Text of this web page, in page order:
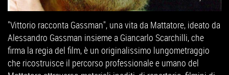
"Vittorio racconta Gassman", una vita da Mattatore, ideato da
Alessandro Gassman insieme a Giancarlo Scarchilli, che
firma la regia del film, è un originalissimo lungometraggio
che ricostruisce il percorso professionale e umano del